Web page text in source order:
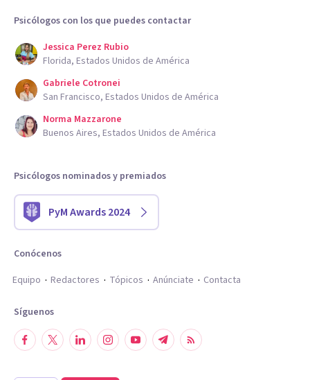
Psicólogos con los que puedes contactar
Jessica Perez Rubio
Florida, Estados Unidos de América
Gabriele Cotronei
San Francisco, Estados Unidos de América
Norma Mazzarone
Buenos Aires, Estados Unidos de América
Psicólogos nominados y premiados
PyM Awards 2024
Conócenos
Equipo
Redactores Tópicos Anúnciate Contacta
Síguenos